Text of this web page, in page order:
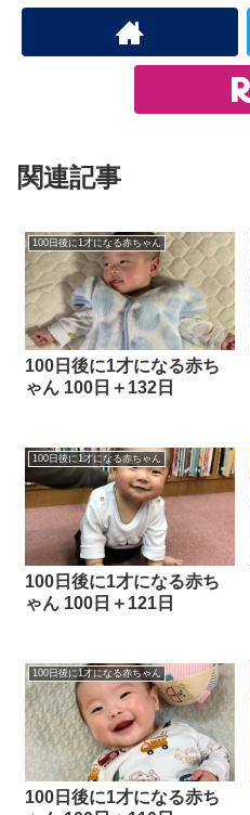
関連記事
100日後に1才になる赤ちゃん
100日後に1才になる赤ち
ゃん 100日＋132日
100日後に1才になる赤ちゃん
100日後に1才になる赤ち
ゃん 100日＋121日
100日後に1才になる赤ちゃん
100日後に1才になる赤ち